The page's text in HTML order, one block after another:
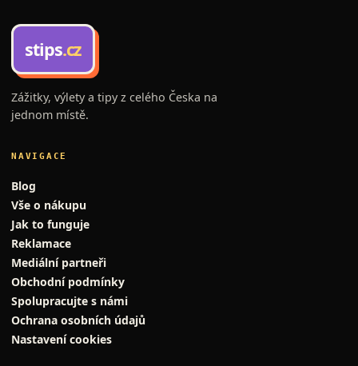
stips.cz
Zážitky, výlety a tipy z celého Česka na
jednom místě.
NAVIGACE
Blog
Vše o nákupu
Jak to funguje
Reklamace
Mediální partneři
Obchodní podmínky
Spolupracujte s námi
Ochrana osobních údajů
Nastavení cookies